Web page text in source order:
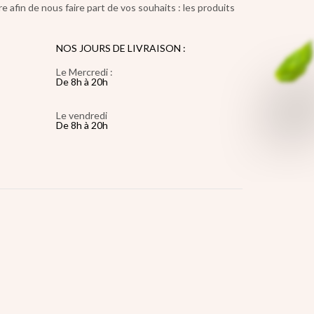
afin de nous faire part de vos souhaits : les produits
NOS JOURS DE LIVRAISON :
Le Mercredi :
De 8h à 20h
Le vendredi
De 8h à 20h